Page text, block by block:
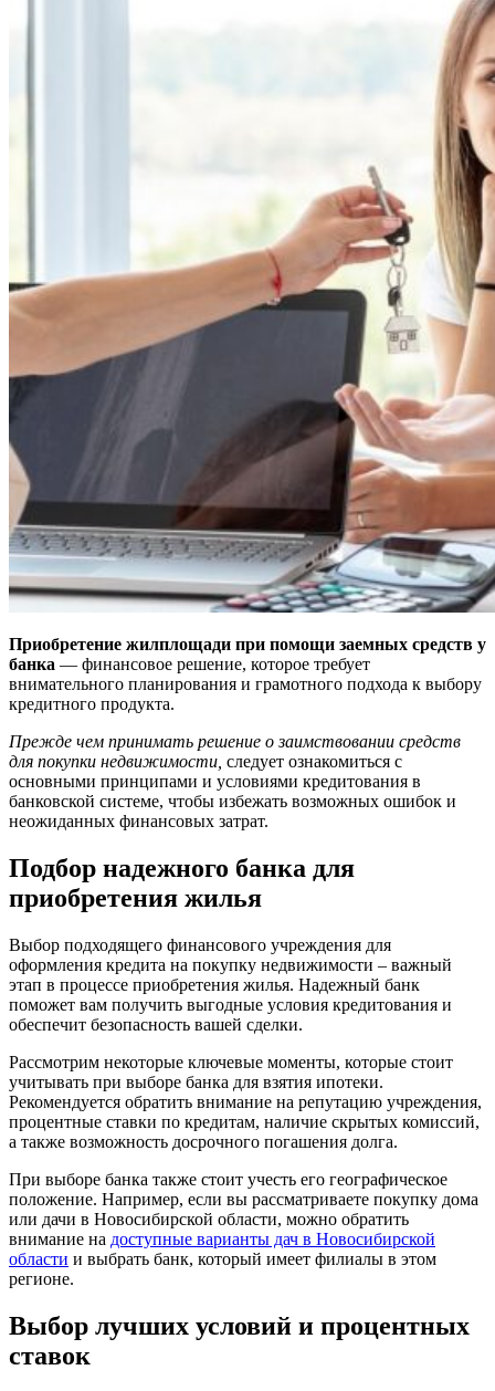
Приобретение жилплощади при помощи заемных средств у
банка — финансовое решение, которое требует
внимательного планирования и грамотного подхода к выбору
кредитного продукта.
Прежде чем принимать решение о заимствовании средств
для покупки недвижимости, следует ознакомиться с
основными принципами и условиями кредитования в
банковской системе, чтобы избежать возможных ошибок и
неожиданных финансовых затрат.
Подбор надежного банка для
приобретения жилья
Выбор подходящего финансового учреждения для
оформления кредита на покупку недвижимости – важный
этап в процессе приобретения жилья. Надежный банк
поможет вам получить выгодные условия кредитования и
обеспечит безопасность вашей сделки.
Рассмотрим некоторые ключевые моменты, которые стоит
учитывать при выборе банка для взятия ипотеки.
Рекомендуется обратить внимание на репутацию учреждения,
процентные ставки по кредитам, наличие скрытых комиссий,
а также возможность досрочного погашения долга.
При выборе банка также стоит учесть его географическое
положение. Например, если вы рассматриваете покупку дома
или дачи в Новосибирской области, можно обратить
внимание на доступные варианты дач в Новосибирской
области и выбрать банк, который имеет филиалы в этом
регионе.
Выбор лучших условий и процентных
ставок